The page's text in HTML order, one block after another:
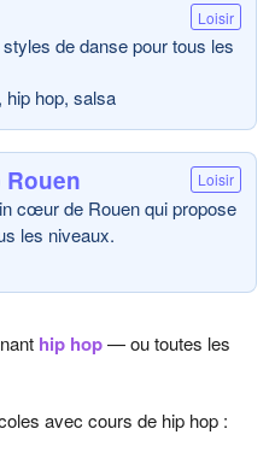
Loisir
de danse pour tous les
hop, salsa
Loisir
cœur de Rouen qui propose
les niveaux.
hip hop— ou toutes les
avec cours de hip hop :